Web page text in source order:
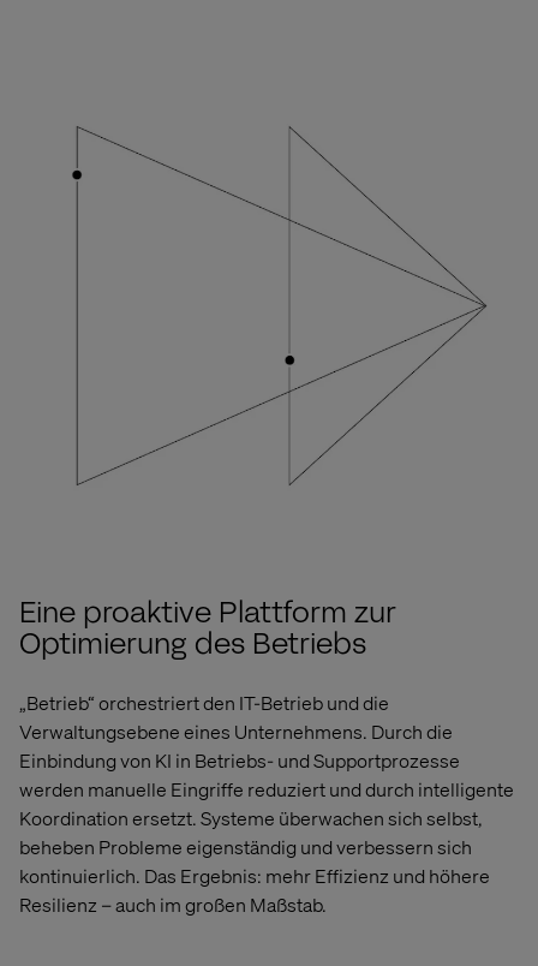
Eine proaktive Plattform zur
Optimierung des Betriebs
„Betrieb“ orchestriert den IT-Betrieb und die
Verwaltungsebene eines Unternehmens. Durch die
Einbindung von KI in Betriebs- und Supportprozesse
werden manuelle Eingriffe reduziert und durch intelligente
Koordination ersetzt. Systeme überwachen sich selbst,
beheben Probleme eigenständig und verbessern sich
kontinuierlich. Das Ergebnis: mehr Effizienz und höhere
Resilienz – auch im großen Maßstab.